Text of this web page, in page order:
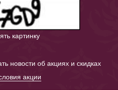
картинку
новости об акциях и скидках
акции